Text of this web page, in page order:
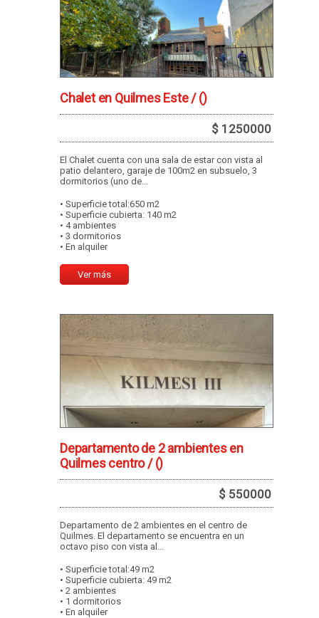
Chalet en Quilmes Este /()
$ 1250000
El Chalet cuenta con una sala de estar con vista al
patio delantero, garaje de 100m2 en subsuelo, 3
dormitorios (uno de...
• Superficie total:650 m2
• Superficie cubierta: 140 m2
• 4 ambientes
• 3 dormitorios
• En alquiler
Ver más
Departamento de 2 ambientes en
Quilmes centro /()
$ 550000
Departamento de 2 ambientes en el centro de
Quilmes. El departamento se encuentra en un
octavo piso con vista al...
• Superficie total:49 m2
• Superficie cubierta: 49 m2
• 2 ambientes
• 1 dormitorios
• En alquiler